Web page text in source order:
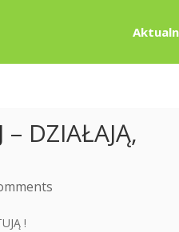
– DZIAŁAJĄ,